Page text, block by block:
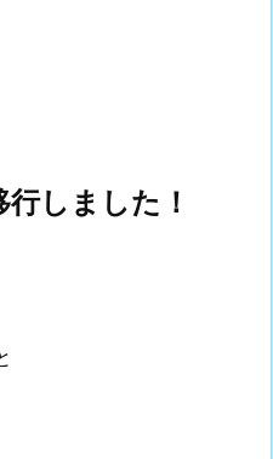
しました！